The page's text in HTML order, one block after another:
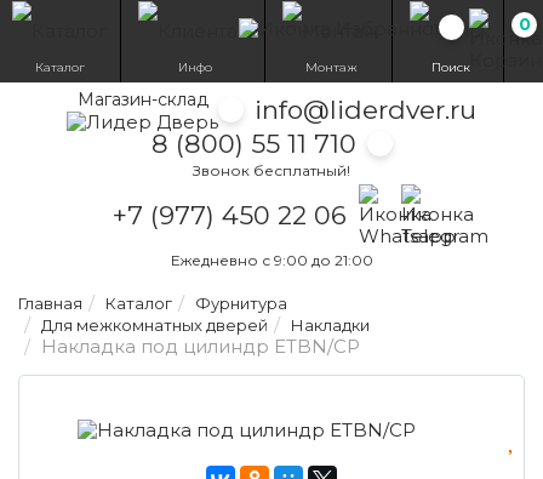
Магазин-склад
info@liderdver.ru
8 (800) 55 11 710
Звонок бесплатный!
+7 (977) 450 22 06
Написать на
Написать на
Ежедневно с 9:00 до 21:00
0
Каталог Инфо Монтаж Поиск
Главная Каталог
Фурнитура
Для межкомнатных дверей
Накладки
Накладка под цилиндр ETBN/CP